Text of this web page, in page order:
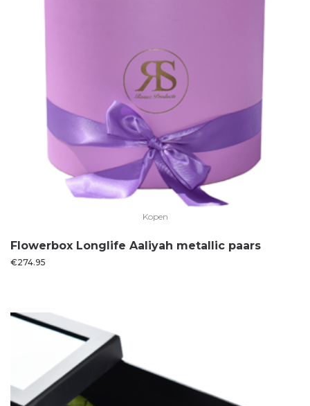
Kopen
Flowerbox Longlife Aaliyah metallic paars
€274.95